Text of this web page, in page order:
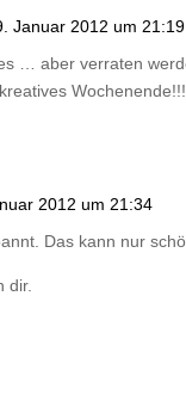
Januar 2012 um 21:19
… aber verraten
Wochenende!!!
2012 um 21:34
Das kann nur
dir.